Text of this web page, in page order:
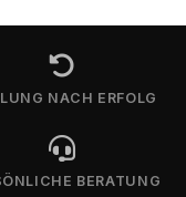
NACH ERFOLG
BERATUNG